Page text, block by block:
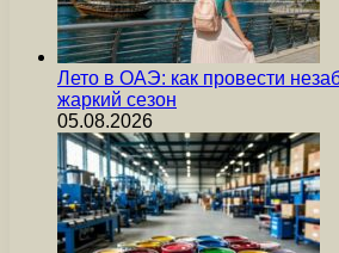
Лето в ОАЭ: как провести
жаркий сезон
05.08.2026